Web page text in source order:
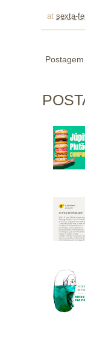
at sexta-